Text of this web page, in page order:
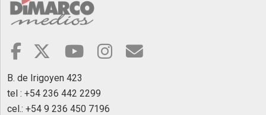
B. de Irigoyen 423
tel : +54 236 442 2299
cel.: +54 9 236 450 7196